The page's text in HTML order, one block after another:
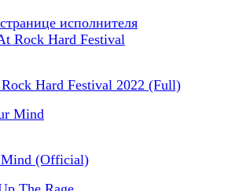
странице исполнителя
Hard Festival 2022 (Full)
(Official)